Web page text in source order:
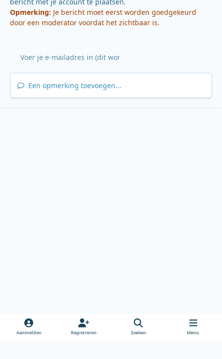
Opmerking: Je bericht moet eerst worden goedgekeurd
door een moderator voordat het zichtbaar is.
Een opmerking toevoegen...
Aanmelden Registreren Zoeken Menu